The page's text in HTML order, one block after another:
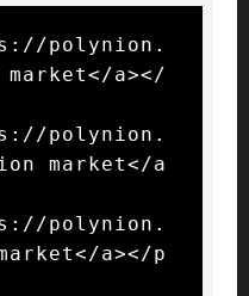
polynion.
a></
polynion.
market</a
polynion.
a></p